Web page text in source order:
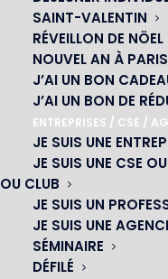
SAINT-VALENTIN
RÉVEILLON DE NÖEL
NOUVEL AN À PARIS
J’AI UN BON
J’AI UN BON DE
ENTREPRISES / CSE /
JE SUIS UNE
JE SUIS UNE CSE
OU CLUB
JE SUIS UN
JE SUIS UNE
SÉMINAIRE
DÉFILÉ
23 avenue